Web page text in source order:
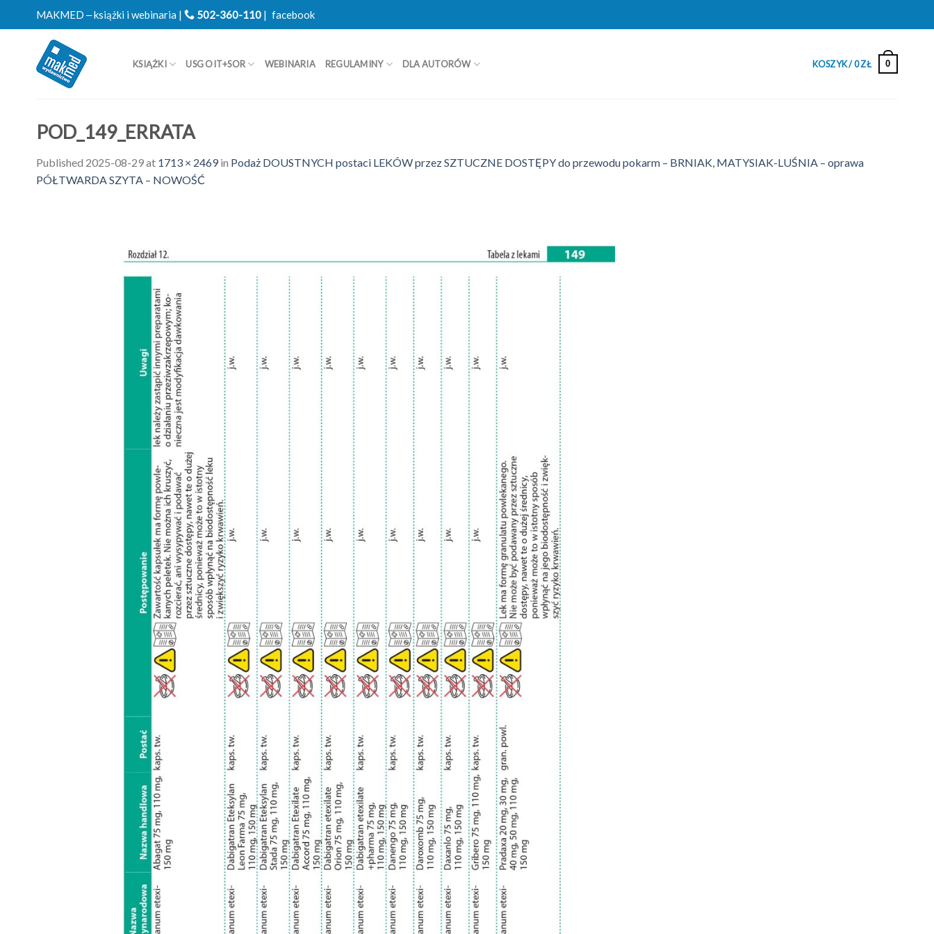
MAKMED ‒ książki i webinaria | 502-360-110 | facebook
KSIĄŻKI USG OIT+SOR WEBINARIA REGULAMINY DLA AUTORÓW KOSZYK /0ZŁ 0
POD_149_ERRATA
Published 2025-08-29at 1713 × 2469in Podaż DOUSTNYCH postaci LEKÓW przez SZTUCZNE DOSTĘPY do przewodu pokarm – BRNIAK, MATYSIAK-LUŚNIA – oprawa
PÓŁTWARDA SZYTA – NOWOŚĆ